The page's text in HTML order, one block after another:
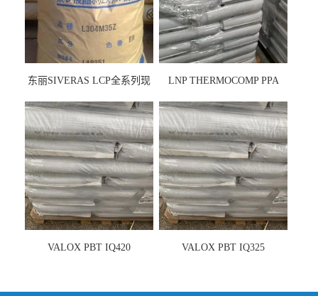
东丽SIVERAS LCP全系列现
LNP THERMOCOMP PPA
VALOX PBT IQ420 VALOX PBT IQ325